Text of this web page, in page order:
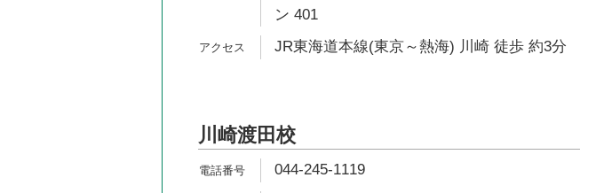
ン 401
JR東海道本線(東京～熱海) 川崎 徒歩 約3分
川崎渡田校
044-245-1119